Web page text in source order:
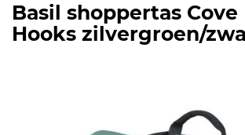
Basil shoppertas Cove
Hooks zilvergroen/